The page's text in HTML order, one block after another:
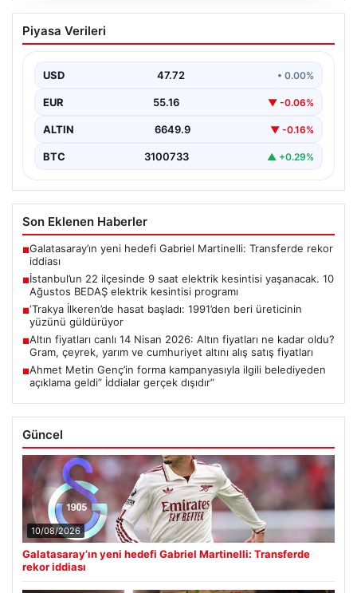
İstanbul’un 22 ilçesinde 9 saat elektrik
kesintisi yaşanacak. 10 Ağustos BEDAŞ
Piyasa Verileri
USD 47.72 • 0.00%
EUR 55.16 ▼ -0.06%
ALTIN 6649.9 ▼ -0.16%
BTC 3100733 ▲ +0.29%
Son Eklenen Haberler
■Galatasaray’ın yeni hedefi Gabriel Martinelli: Transferde rekor
iddiası
■İstanbul’un 22 ilçesinde 9 saat elektrik kesintisi yaşanacak. 10
Ağustos BEDAŞ elektrik kesintisi programı
■‘Trakya İlkeren’de hasat başladı: 1991’den beri üreticinin
yüzünü güldürüyor
■Altın fiyatları canlı 14 Nisan 2026: Altın fiyatları ne kadar oldu?
Gram, çeyrek, yarım ve cumhuriyet altını alış satış fiyatları
■Ahmet Metin Genç’in forma kampanyasıyla ilgili belediyeden
açıklama geldi” İddialar gerçek dışıdır”
Güncel
10/08/2026
Galatasaray’ın yeni hedefi Gabriel Martinelli: Transferde
rekor iddiası